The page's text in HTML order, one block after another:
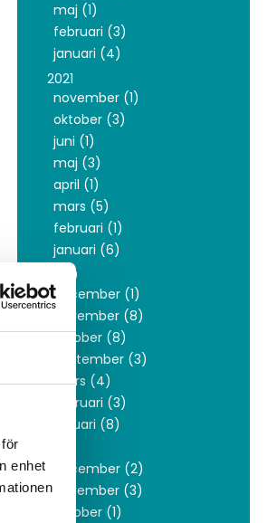
enhet
maj (1)
februari (3)
januari (4)
2021
november (1)
oktober (3)
juni (1)
maj (3)
april (1)
mars (5)
februari (1)
januari (6)
2020
december (1)
november (8)
oktober (8)
september (3)
mars (4)
februari (3)
januari (8)
december (2)
november (3)
oktober (1)